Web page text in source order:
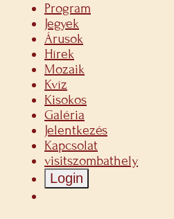
Program
Jegyek
Árusok
Hírek
Mozaik
Kvíz
Kisokos
Galéria
Jelentkezés
Kapcsolat
visitszombathely
Login